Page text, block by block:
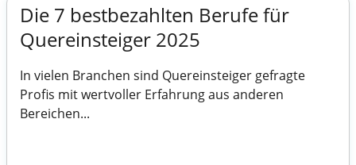
Die 7 bestbezahlten Berufe für
Quereinsteiger 2025
In vielen Branchen sind Quereinsteiger gefragte
Profis mit wertvoller Erfahrung aus anderen
Bereichen...